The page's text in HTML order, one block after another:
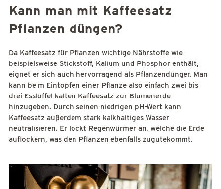
Kann man mit Kaffeesatz
Pflanzen düngen?
Da Kaffeesatz für Pflanzen wichtige Nährstoffe wie
beispielsweise Stickstoff, Kalium und Phosphor enthält,
eignet er sich auch hervorragend als Pflanzendünger. Man
kann beim Eintopfen einer Pflanze also einfach zwei bis
drei Esslöffel kalten Kaffeesatz zur Blumenerde
hinzugeben. Durch seinen niedrigen pH-Wert kann
Kaffeesatz außerdem stark kalkhaltiges Wasser
neutralisieren. Er lockt Regenwürmer an, welche die Erde
auflockern, was den Pflanzen ebenfalls zugutekommt.